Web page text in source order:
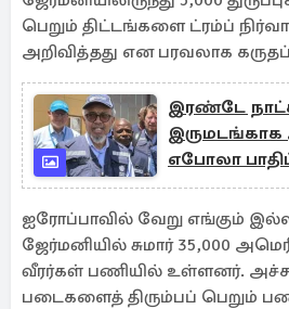
பெறும் திட்டங்களை ட்ரம்ப்
அறிவித்தது என பரவலாக
இரண்டே
இருமடங்காக
எபோலா
ஐரோப்பாவில் வேறு எங்கும்
ஜேர்மனியில் சுமார் 35,000
வீரர்கள் பணியில் உள்ளனர்.
படைகளைத் திரும்பப் பெறும்